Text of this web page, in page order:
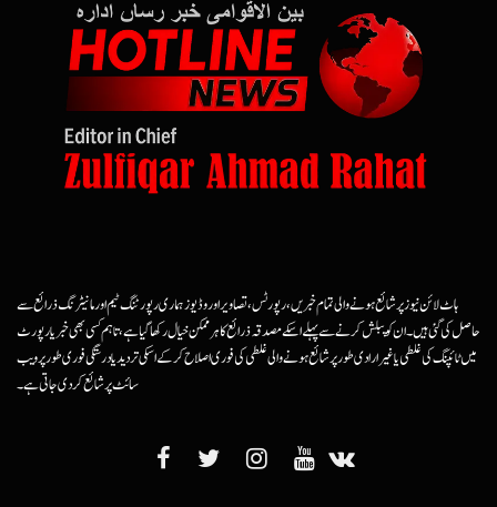
ہاٹ لائن نیوز پر شائع ہونے والی تمام خبریں، رپورٹس، تصاویر اور وڈیوز ہماری رپورٹنگ ٹیم اور مانیٹرنگ ذرائع سے
حاصل کی گئی ہیں۔ ان کو پبلش کرنے سے پہلے اسکے مصدقہ ذرائع کا ہرممکن خیال رکھا گیا ہے، تاہم کسی بھی خبر یا رپورٹ
میں ٹائپنگ کی غلطی یا غیرارادی طور پر شائع ہونے والی غلطی کی فوری اصلاح کرکے اسکی تردید یا درستگی فوری طور پر ویب
سائٹ پر شائع کردی جاتی ہے۔